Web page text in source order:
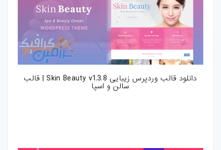
ترفند-افترافکت
ترفند-پریمیر
ترفند-ایلوستریتور
دانلود قالب وردپرس زیبایی Skin Beauty v1.3.8 | قالب
سالن و اسپا